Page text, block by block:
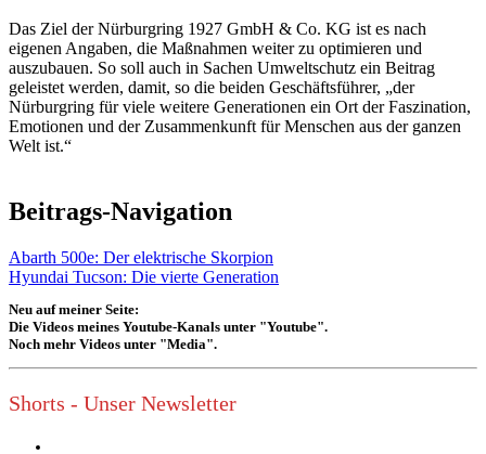
Das Ziel der Nürburgring 1927 GmbH & Co. KG ist es nach
eigenen Angaben, die Maßnahmen weiter zu optimieren und
auszubauen. So soll auch in Sachen Umweltschutz ein Beitrag
geleistet werden, damit, so die beiden Geschäftsführer, „der
Nürburgring für viele weitere Generationen ein Ort der Faszination,
Emotionen und der Zusammenkunft für Menschen aus der ganzen
Welt ist.“
Beitrags-Navigation
Abarth 500e: Der elektrische Skorpion
Hyundai Tucson: Die vierte Generation
Neu auf meiner Seite:
Die Videos meines Youtube-Kanals unter "Youtube".
Noch mehr Videos unter "Media".
Shorts - Unser Newsletter